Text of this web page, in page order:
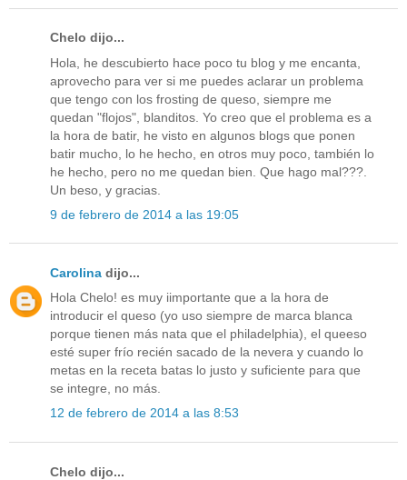
Chelo dijo...
Hola, he descubierto hace poco tu blog y me encanta,
aprovecho para ver si me puedes aclarar un problema
que tengo con los frosting de queso, siempre me
quedan "flojos", blanditos. Yo creo que el problema es a
la hora de batir, he visto en algunos blogs que ponen
batir mucho, lo he hecho, en otros muy poco, también lo
he hecho, pero no me quedan bien. Que hago mal???.
Un beso, y gracias.
9 de febrero de 2014 a las 19:05
Carolina dijo...
Hola Chelo! es muy iimportante que a la hora de
introducir el queso (yo uso siempre de marca blanca
porque tienen más nata que el philadelphia), el queeso
esté super frío recién sacado de la nevera y cuando lo
metas en la receta batas lo justo y suficiente para que
se integre, no más.
12 de febrero de 2014 a las 8:53
Chelo dijo...